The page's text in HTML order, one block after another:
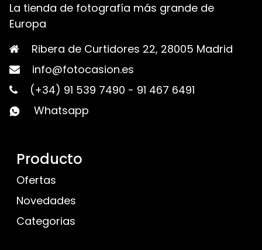
La tienda de fotografía más grande de
Europa
Ribera de Curtidores 22, 28005 Madrid
info@fotocasion.es
(+34) 91 539 7490 - 91 467 6491
Whatsapp
Producto
Ofertas
Novedades
Categorias